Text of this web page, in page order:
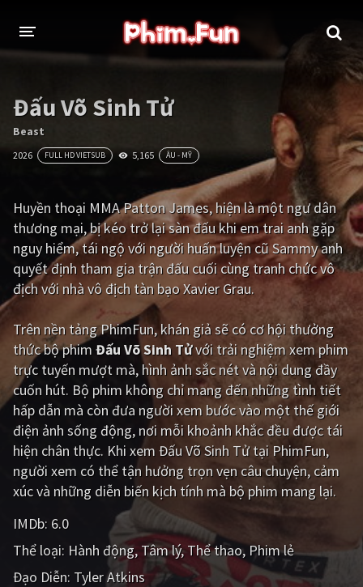
THỂ LOẠI
Thần thoại - Cổ trang
Tâm lý Chiến tranh
Nhạc kịch
Kinh dị Tội phạm - Hình sự
Phiêu lưu Hài hước
Viễn tưởng Khoa học - Tài liệu
Hoạt hình Thể thao
Tình cảm - Lãng mạn Kỳ ảo
Giật gân Gia đình
Bí ẩn Lịch sử
Viễn Tây Tiểu sử
GameShow DramaTV
QUỐC GIA
Trung Quốc - Hồng Kông
Đấu Võ Sinh Tử
Beast
2026 FULL HD VIETSUB 5,165 ÂU - MỸ
Huyền thoại MMA Patton James, hiện là một ngư dân
thương mại, bị kéo trở lại sàn đấu khi em trai anh gặp
nguy hiểm, tái ngộ với người huấn luyện cũ Sammy anh
quyết định tham gia trận đấu cuối cùng tranh chức vô
địch với nhà vô địch tàn bạo Xavier Grau.
Trên nền tảngPhimFun, khán giả sẽ có cơ hội thưởng
thức bộ phim Đấu Võ Sinh Tửvới trải nghiệm xem phim
trực tuyến mượt mà, hình ảnh sắc nét và nội dung đầy
cuốn hút. Bộ phim không chỉ mang đến những tình tiết
hấp dẫn mà còn đưa người xem bước vào một thế giới
điện ảnh sống động, nơi mỗi khoảnh khắc đều được tái
hiện chân thực. Khi xem Đấu Võ Sinh Tử tại PhimFun,
người xem có thể tận hưởng trọn vẹn câu chuyện, cảm
xúc và những diễn biến kịch tính mà bộ phim mang lại.
IMDb: 6.0
Thể loại: Hành động Tâm lý Thể thao Phim lẻ
Đạo Diễn: Tyler Atkins